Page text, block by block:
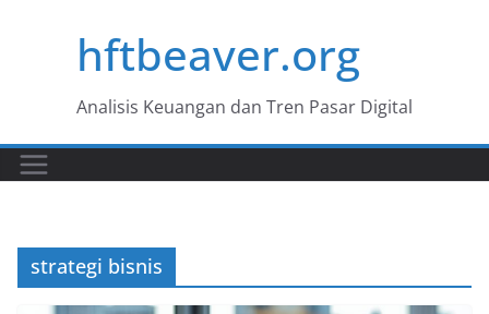
hftbeaver.org
Analisis Keuangan dan Tren Pasar Digital
strategi bisnis